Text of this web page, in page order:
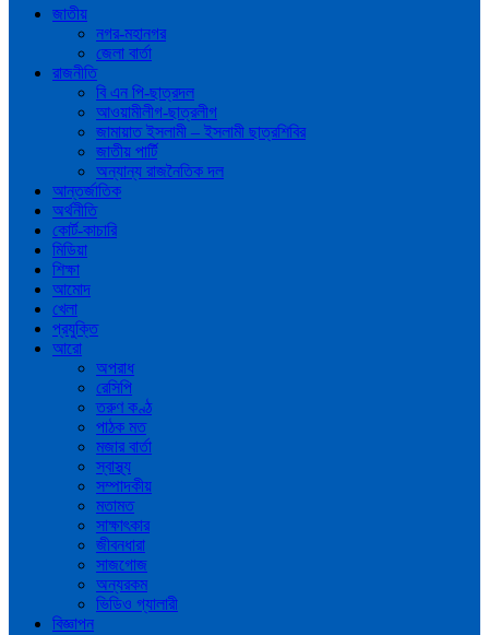
জাতীয়
নগর-মহানগর
জেলা বার্তা
রাজনীতি
বি এন পি-ছাত্রদল
আওয়ামীলীগ-ছাত্রলীগ
জামায়াত ইসলামী – ইসলামী ছাত্রশিবির
জাতীয় পার্টি
অন্যান্য রাজনৈতিক দল
আন্তর্জাতিক
অর্থনীতি
কোর্ট-কাচারি
মিডিয়া
শিক্ষা
আমোদ
খেলা
প্রযুক্তি
আরো
অপরাধ
রেসিপি
তরুণ কণ্ঠ
পাঠক মত
মজার বার্তা
স্বাস্থ্য
সম্পাদকীয়
মতামত
সাক্ষাৎকার
জীবনধারা
সাজগোজ
অন্যরকম
ভিডিও গ্যালারী
বিজ্ঞাপন